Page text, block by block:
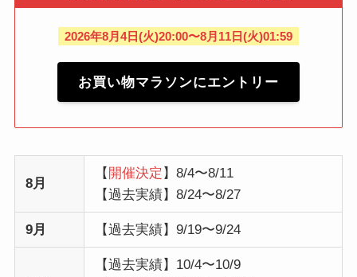
2026年8月4日(火)20:00〜8月11日(火)01:59
お買い物マラソンにエントリー
8月
【 開催決定 】8/4〜8/11
【過去実績】8/24〜8/27
9月 【過去実績】9/19〜9/24
【過去実績】10/4〜10/9